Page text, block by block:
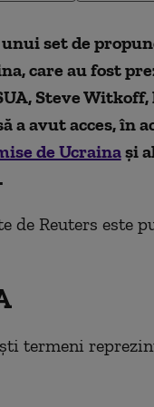
set de
care au fost
Steve Witkoff,
a avut acces, în
de Ucrainași
de Reuters este
termeni